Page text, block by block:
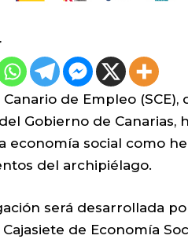
Canario de Empleo
Gobierno de Canarias,
economía social como
del archipiélago.
será desarrollada
Cajasiete de Economía